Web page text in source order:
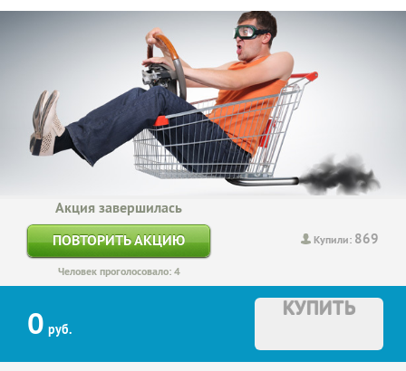
Купили: 869
Акция завершилась
ПОВТОРИТЬ АКЦИЮ
Человек проголосовало: 4
0 руб.
КУПИТЬ